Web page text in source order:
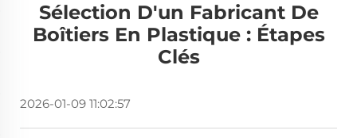
Sélection D'un Fabricant De
Boîtiers En Plastique : Étapes
Clés
2026-01-09 11:02:57